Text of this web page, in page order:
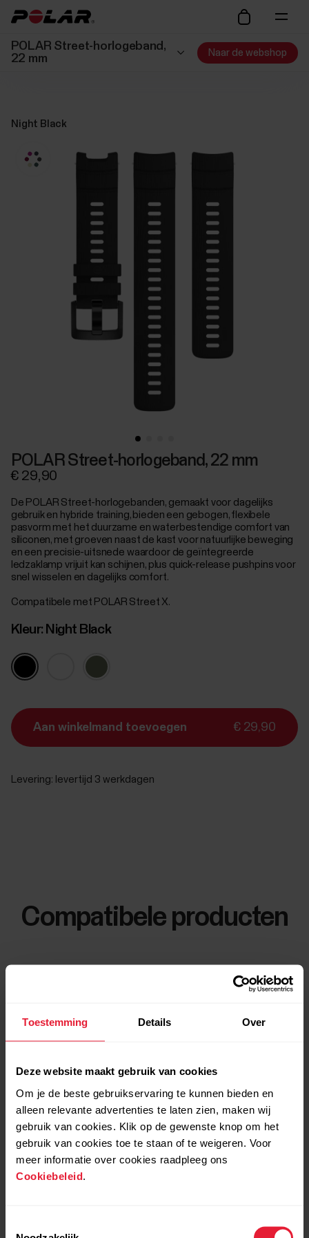
Toestemming Details Over
Deze website maakt gebruik van cookies
Om je de beste gebruikservaring te kunnen bieden en
alleen relevante advertenties te laten zien, maken wij
gebruik van cookies. Klik op de gewenste knop om het
gebruik van cookies toe te staan of te weigeren. Voor
meer informatie over cookies raadpleeg ons
Cookiebeleid
POLAR Street-horlogeband,
22 mm
Naar de webshop
Night Black
POLAR Street-horlogeband, 22 mm
€ 29,90
De POLAR Street-horlogebanden, gemaakt voor dagelijks
gebruik en hybride training, bieden een gebogen, flexibele
pasvorm met het duurzame en waterbestendige comfort van
siliconen, met groeven naast de kast voor natuurlijke beweging
en een precisie-uitsnede waardoor de geïntegreerde
ledzaklamp vrijuit kan schijnen, plus quick-release pushpins voor
snel wisselen en dagelijks comfort.
Compatibele met POLAR Street X.
Kleur: Night Black
Aan winkelmand toevoegen € 29,90
Levering: levertijd 3 werkdagen
Compatibele producten